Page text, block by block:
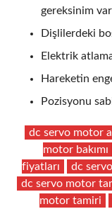
gereksinim
Dişlilerdeki
Elektrik
Hareketin
Pozisyonu
dc servo motor
motor bakımı
fiyatları
dc
dc servo motor
motor tamiri